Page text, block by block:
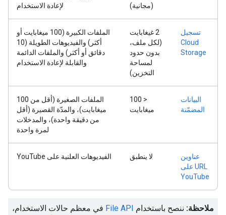
(مجانية)
لإعادة الاستخدام
تسجيل
Cloud
Storage
‫2 غيغابايت
(لكل ملف،
بدون حدود
لمساحة
التخزين)
الملفات الكبيرة (100 ميغابايت أو
أكثر) والفيديوهات الطويلة (10
دقائق أو أكثر) والملفات الدائمة
والقابلة لإعادة الاستخدام
البيانات
المضمّنة
‫< 100
ميغابايت
الملفات الصغيرة (أقل من 100
ميغابايت)، والمدّة القصيرة (أقل
من دقيقة واحدة)، والمدخلات
لمرة واحدة
عناوين
URL على
YouTube
لا ينطبق الفيديوهات العلنية على YouTube
ملاحظة: ننصح باستخدام File API في معظم حالات الاستخدام،